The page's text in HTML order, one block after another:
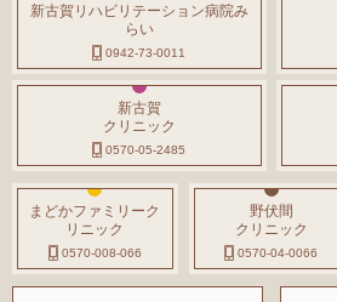
新古賀リハビリテーション病院み
らい
0942-73-0011
新古賀
クリニック
0570-05-2485
まどかファミリーク
リニック
0570-008-066
野伏間
クリニック
0570-04-0066